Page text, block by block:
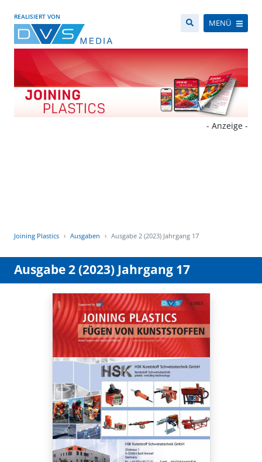
REALISIERT VON
MENÜ
- Anzeige -
Joining Plastics Ausgaben Ausgabe 2 (2023) Jahrgang 17
Ausgabe 2 (2023) Jahrgang 17